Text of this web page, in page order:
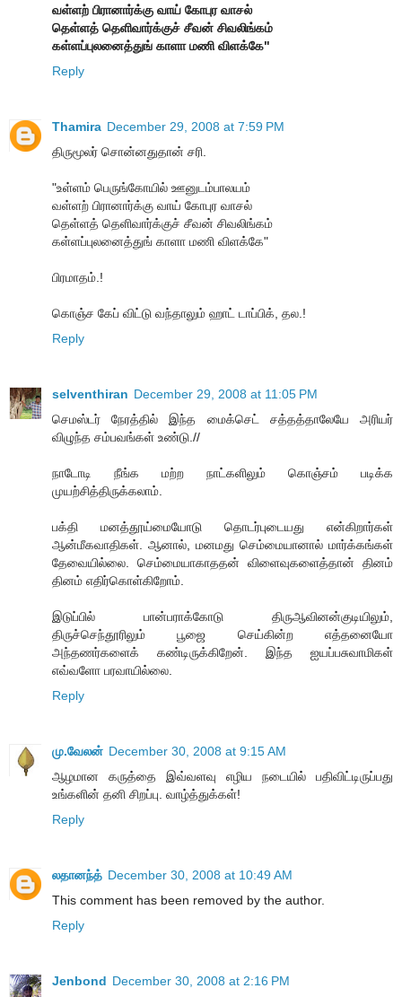
வள்ளற் பிரானார்க்கு வாய் கோபுர வாசல்
தெள்ளத் தெளிவார்க்குச் சீவன் சிவலிங்கம்
கள்ளப்புலனைத்துங் காளா மணி விளக்கே"
Reply
Thamira December 29, 2008 at 7:59 PM
திருமூலர் சொன்னதுதான் சரி.
"உள்ளம் பெருங்கோயில் ஊனுடம்பாலயம்
வள்ளற் பிரானார்க்கு வாய் கோபுர வாசல்
தெள்ளத் தெளிவார்க்குச் சீவன் சிவலிங்கம்
கள்ளப்புலனைத்துங் காளா மணி விளக்கே"
பிரமாதம்.!
கொஞ்ச கேப் விட்டு வந்தாலும் ஹாட் டாப்பிக், தல.!
Reply
selventhiran December 29, 2008 at 11:05 PM
செமஸ்டர் நேரத்தில் இந்த மைக்செட் சத்தத்தாலேயே அரியர்
விழுந்த சம்பவங்கள் உண்டு.//
நாடோடி நீங்க மற்ற நாட்களிலும் கொஞ்சம் படிக்க
முயற்சித்திருக்கலாம்.
பக்தி மனத்தூய்மையோடு தொடர்புடையது என்கிறார்கள்
ஆன்மீகவாதிகள். ஆனால், மனமது செம்மையானால் மார்க்கங்கள்
தேவையில்லை. செம்மையாகாததன் விளைவுகளைத்தான் தினம்
தினம் எதிர்கொள்கிறோம்.
இடுப்பில் பான்பராக்கோடு திருஆவினன்குடியிலும்,
திருச்செந்தூரிலும் பூஜை செய்கின்ற எத்தனையோ
அந்தணர்களைக் கண்டிருக்கிறேன். இந்த ஐயப்பசுவாமிகள்
எவ்வளோ பரவாயில்லை.
Reply
மு.வேலன் December 30, 2008 at 9:15 AM
ஆழமான கருத்தை இவ்வளவு எழிய நடையில் பதிவிட்டிருப்பது
உங்களின் தனி சிறப்பு. வாழ்த்துக்கள்!
Reply
லதானந்த் December 30, 2008 at 10:49 AM
This comment has been removed by the author.
Reply
Jenbond December 30, 2008 at 2:16 PM